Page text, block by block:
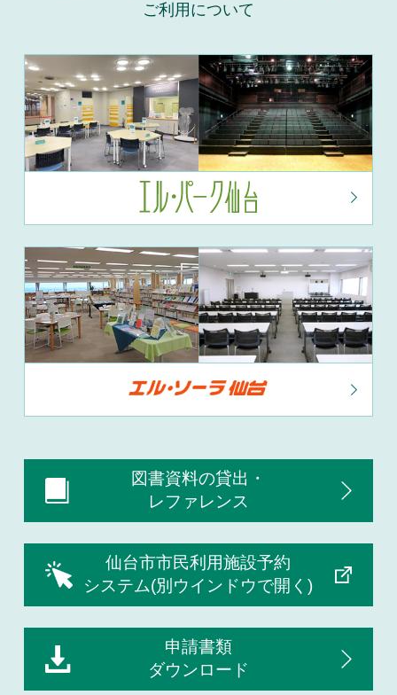
ご利用について
図書資料の貸出・
レファレンス
仙台市市民利用施設予約
システム(別ウインドウで開く)
申請書類
ダウンロード